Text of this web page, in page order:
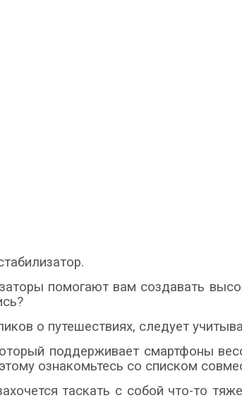
помогают вам создавать
о путешествиях, следует
поддерживает смартфоны
ознакомьтесь со списком
таскать с собой что-то